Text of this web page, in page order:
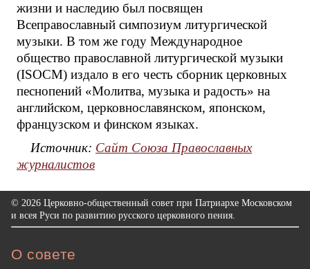
жизни и наследию был посвящен
Всеправославный симпозиум литургической
музыки. В том же году Международное
общество православной литургической музыки
(ISOCM) издало в его честь сборник церковных
песнопений «Молитва, музыка и радость» на
английском, церковнославянском, японском,
французском и финском языках.
Источник: Сайт Союза Православных
журналистов
© 2026 Церковно-общественный совет при Патриархе Московском
и всея Руси по развитию русского церковного пения.
О совете